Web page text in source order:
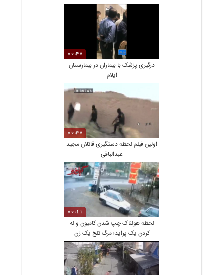
00:48
درگیری پزشک با بیماران در بیمارستان
ایلام
00:38
اولین فیلم لحظه دستگیری قاتلان مجید
عبدالباقی
00:11
لحظه هولناک چپ شدن کامیون و له
کردن یک پراید؛ مرگ تلخ یک زن